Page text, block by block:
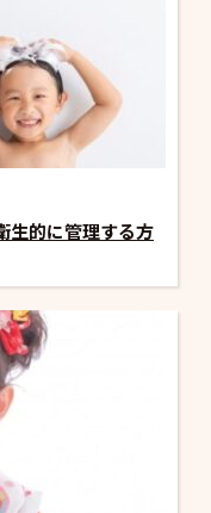
生的に管理する方